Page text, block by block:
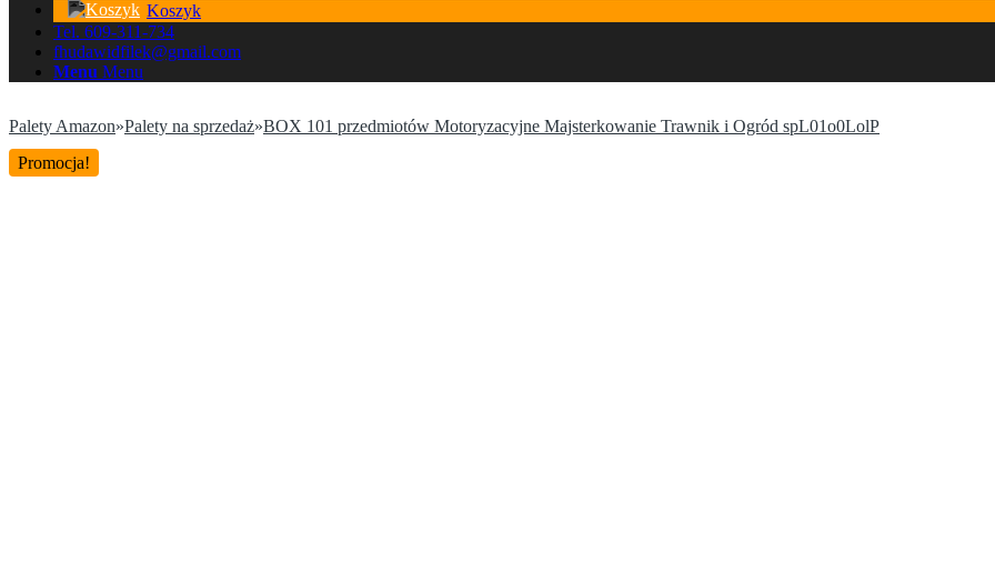
Koszyk
Tel. 609-311-734
fhudawidfilek@gmail.com
Menu Menu
Palety Amazon»Palety na sprzedaż»BOX 101 przedmiotów Motoryzacyjne Majsterkowanie Trawnik i Ogród spL01o0LolP
Promocja!